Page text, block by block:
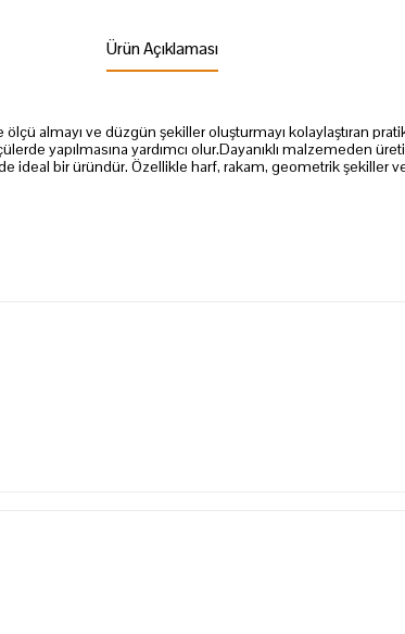
Ürün Açıklaması
almayı ve düzgün şekiller oluşturmayı kolaylaştıran
yapılmasına yardımcı olur.Dayanıklı malzemeden
ideal bir üründür. Özellikle harf, rakam, geometrik şekiller